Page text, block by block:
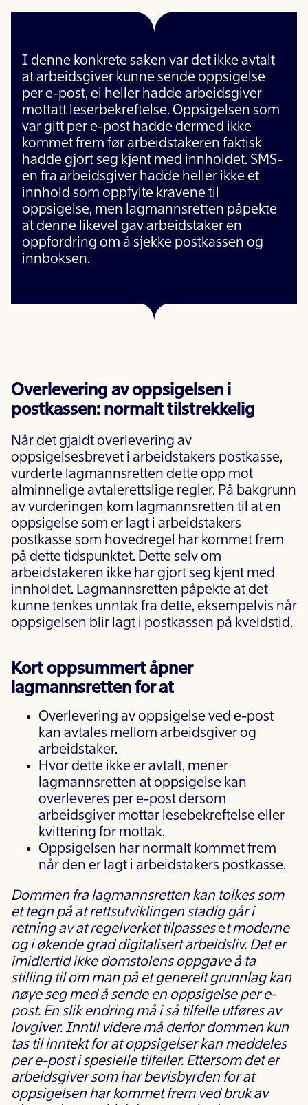
I denne konkrete saken var det ikke avtalt
at arbeidsgiver kunne sende oppsigelse
per e-post, ei heller hadde arbeidsgiver
mottatt leserbekreftelse. Oppsigelsen som
var gitt per e-post hadde dermed ikke
kommet frem før arbeidstakeren faktisk
hadde gjort seg kjent med innholdet. SMS-
en fra arbeidsgiver hadde heller ikke et
innhold som oppfylte kravene til
oppsigelse, men lagmannsretten påpekte
at denne likevel gav arbeidstaker en
oppfordring om å sjekke postkassen og
innboksen.
Overlevering av oppsigelsen i
postkassen: normalt tilstrekkelig
Når det gjaldt overlevering av
oppsigelsesbrevet i arbeidstakers postkasse,
vurderte lagmannsretten dette opp mot
alminnelige avtalerettslige regler. På bakgrunn
av vurderingen kom lagmannsretten til at en
oppsigelse som er lagt i arbeidstakers
postkasse som hovedregel har kommet frem
på dette tidspunktet. Dette selv om
arbeidstakeren ikke har gjort seg kjent med
innholdet. Lagmannsretten påpekte at det
kunne tenkes unntak fra dette, eksempelvis når
oppsigelsen blir lagt i postkassen på kveldstid.
Kort oppsummert åpner
lagmannsretten for at
Overlevering av oppsigelse ved e-post
kan avtales mellom arbeidsgiver og
arbeidstaker.
Hvor dette ikke er avtalt, mener
lagmannsretten at oppsigelse kan
overleveres per e-post dersom
arbeidsgiver mottar lesebekreftelse eller
kvittering for mottak.
Oppsigelsen har normalt kommet frem
når den er lagt i arbeidstakers postkasse.
Dommen fra lagmannsretten kan tolkes som
et tegn på at rettsutviklingen stadig går i
retning av at regelverket tilpasseset moderne
og i økende grad digitalisert arbeidsliv. Det er
imidlertid ikke domstolens oppgave å ta
stilling til om man på et generelt grunnlag kan
nøye seg med å sende en oppsigelse per e-
post. En slik endring må i så tilfelle utføres av
lovgiver. Inntil videre må derfor dommen kun
tas til inntekt for at oppsigelser kan meddeles
per e-post i spesielle tilfeller. Ettersom det er
arbeidsgiver som har bevisbyrden for at
oppsigelsen har kommet frem ved bruk av